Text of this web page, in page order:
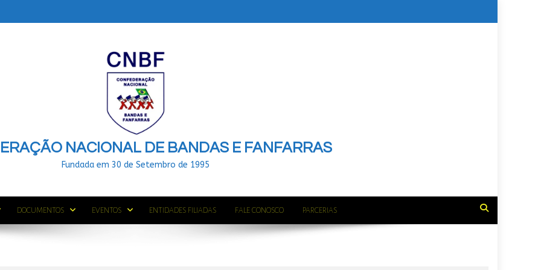
NACIONAL DE BANDAS E FANFARRAS
Fundada em 30 de Setembro de 1995
DOCUMENTOS EVENTOS ENTIDADES FILIADAS FALE CONOSCO PARCERIAS